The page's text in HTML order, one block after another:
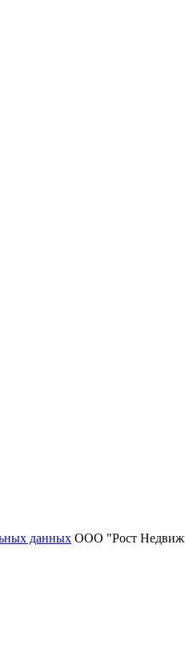
данных ООО "Рост